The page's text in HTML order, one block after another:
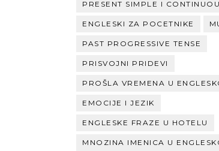
PRESENT SIMPLE I
ENGLESKI ZA POCETNIKE
PAST PROGRESSIVE TENSE
PRISVOJNI PRIDEVI
PROŠLA VREMENA U
EMOCIJE I JEZIK
ENGLESKE FRAZE U HOTELU
MNOZINA IMENICA U